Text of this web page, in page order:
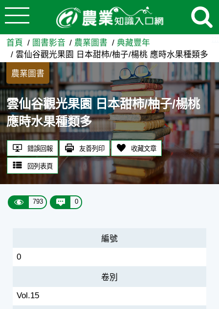
跳到主要內容
雲仙谷觀光果園 日本甜柿/
首頁 圖書影音 農業圖書
典藏豐年
雲仙谷觀光果園 日本甜柿/柚子/楊桃 應時水果種類多
農業圖書
雲仙谷觀光果園 日本甜柿/柚子/楊桃
應時水果種類多
錯誤回報 友善列印 收藏文章
回列表頁
793 0
編號
0
卷別
Vol.15